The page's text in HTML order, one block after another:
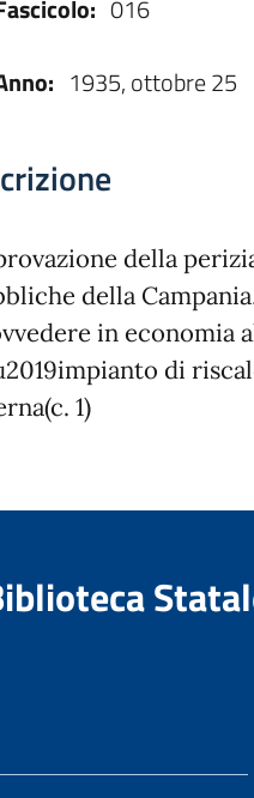
016
1935, ottobre 25
della
della
in economia
di
1)